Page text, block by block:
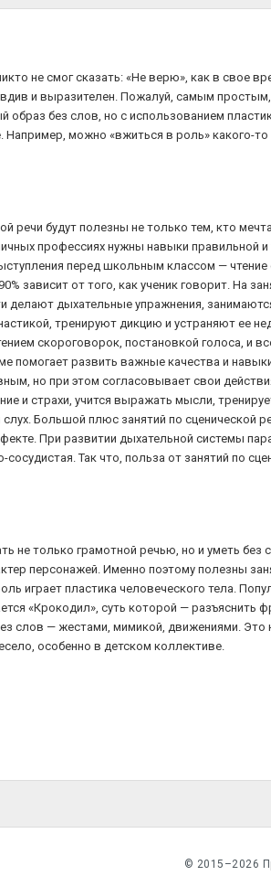
не смог сказать: «Не верю», как в свое
и выразителен. Пожалуй, самым
без слов, но с использованием
можно «вжиться в роль» какого-то
речи будут полезны не только тем, кто
профессиях нужны навыки правильной и
перед школьным классом — чтение
зависит от того, как ученик говорит. На
делают дыхательные упражнения,
тренируют дикцию и устраняют ее
скороговорок, постановкой голоса, и
помогает развить важные качества и
но при этом согласовывает свои
и страхи, учится выражать мысли,
Большой плюс занятий по сценической
При развитии дыхательной системы
сосудистая. Так что, польза от занятий по
не только грамотной речью, но и уметь без
персонажей. Именно поэтому полезны
играет пластика человеческого тела.
«Крокодил», суть которой — разъяснить
слов — жестами, мимикой, движениями. Это
особенно в детском коллективе.
© 2015–2026